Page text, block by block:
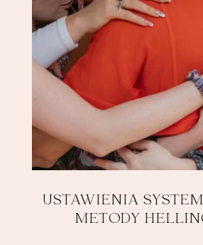
USTAWIENIA
METODY